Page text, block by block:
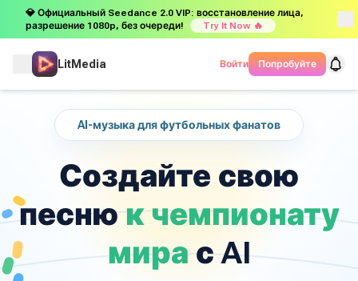
💎 Официальный Seedance 2.0 VIP: восстановление лица,
разрешение 1080p, без очереди!
Try It Now 🔥
LitMedia Войти Попробуйте
AI-музыка для футбольных фанатов
Создайте свою
песнюк чемпионату
мирас AI